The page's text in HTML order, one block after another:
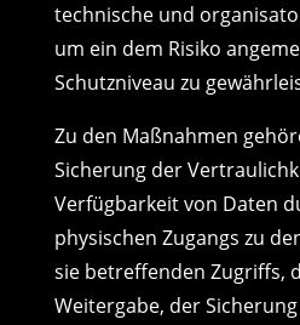
technische und
um ein dem Risiko
Schutzniveau zu
Zu den Maßnahmen
Sicherung der
Verfügbarkeit von Daten
physischen Zugangs zu
sie betreffenden Zugriffs,
Weitergabe, der